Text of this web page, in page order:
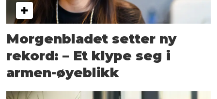
Morgenbladet setter ny
rekord: – Et klype seg i
armen-øyeblikk